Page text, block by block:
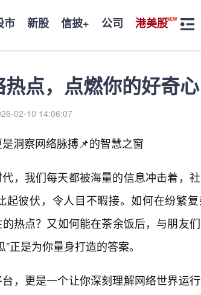
市 新股 信披+ 公司 港美股
点，点燃你的好奇心
02-10 14:06:07
洞察网络脉搏📌的智慧之窗
，我们每天都被海量的信息冲击着，
起彼伏，令人目不暇接。如何在纷繁
热点？又如何能在茶余饭后，与朋友
正是为你量身打造的答案。
，更是一个让你深刻理解网络世界运